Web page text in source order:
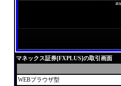
マネックス証券[FXPLUS]の取引画面
WEBブラウザ型